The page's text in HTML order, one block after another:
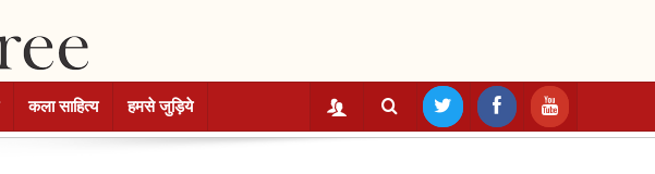
कला साहित्य हमसे जुड़िये